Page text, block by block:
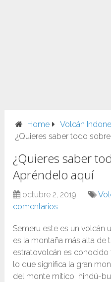
Home
Volcán
¿Quieres saber todo
¿Quieres saber
Apréndelo aquí
octubre 2, 2019
comentarios
Semeru este es un volcán
es la montaña más alta de
estratovolcán es
lo que significa la gran
del monte mítico hindú-